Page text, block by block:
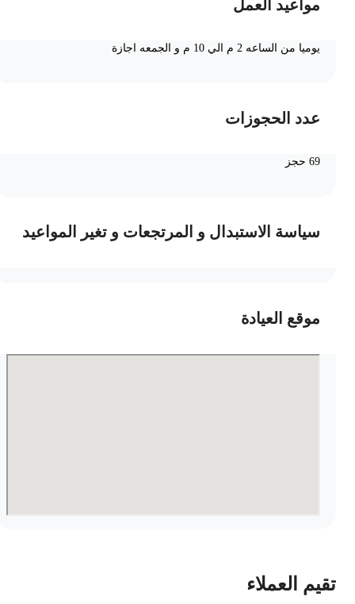
مواعيد العمل
يوميا من الساعه 2 م الي 10 م و الجمعه اجازة
عدد الحجوزات
سياسة الاستبدال و المرتجعات و تغير المواعيد
موقع العيادة
العملاء